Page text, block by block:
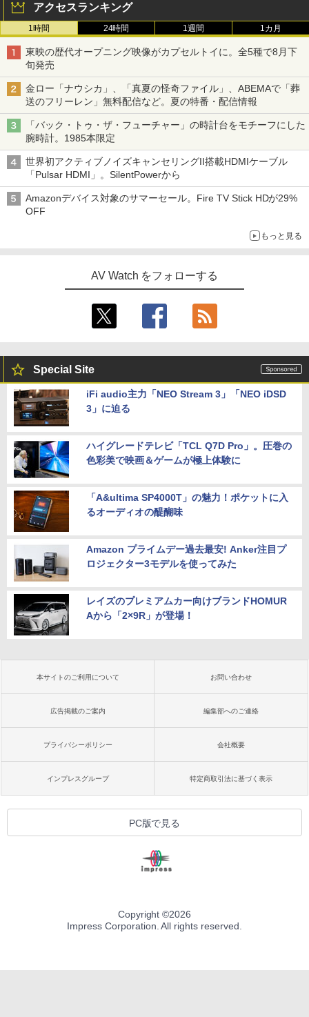
アクセスランキング
1時間 24時間 1週間 1カ月
東映の歴代オープニング映像がカプセルトイに。全5種で8月下
旬発売
金ロー「ナウシカ」、「真夏の怪奇ファイル」、ABEMAで「葬
送のフリーレン」無料配信など。夏の特番・配信情報
「バック・トゥ・ザ・フューチャー」の時計台をモチーフにした
腕時計。1985本限定
世界初アクティブノイズキャンセリングII搭載HDMIケーブル
「Pulsar HDMI」。SilentPowerから
Amazonデバイス対象のサマーセール。Fire TV Stick HDが29%
OFF
もっと見る
AV Watch をフォローする
Special Site
iFi audio主力「NEO Stream 3」「NEO iDSD
3」に迫る
ハイグレードテレビ「TCL Q7D Pro」。圧巻の
色彩美で映画＆ゲームが極上体験に
「A&ultima SP4000T」の魅力！ポケットに入
るオーディオの醍醐味
Amazon プライムデー過去最安! Anker注目プ
ロジェクター3モデルを使ってみた
レイズのプレミアムカー向けブランドHOMUR
Aから「2×9R」が登場！
本サイトのご利用について お問い合わせ
広告掲載のご案内 編集部へのご連絡
プライバシーポリシー 会社概要
インプレスグループ 特定商取引法に基づく表示
PC版で見る
Copyright ©2026
Impress Corporation. All rights reserved.